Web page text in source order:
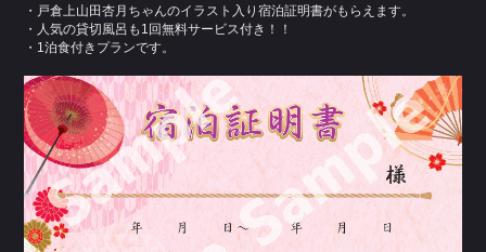
・戸倉上山田杏月ちゃんのイラスト入り宿泊証明書がもらえます。
・人気の貸切風呂も1回無料サービス付き！！
・1泊食付きプランです。